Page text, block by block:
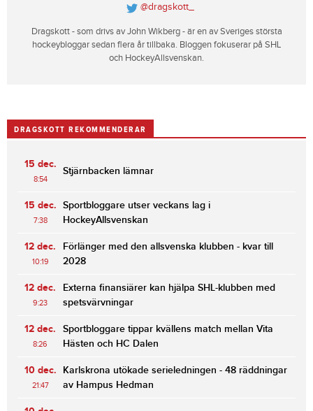
@dragskott_
Dragskott - som drivs av John Wikberg - är en av Sveriges största
hockeybloggar sedan flera år tillbaka. Bloggen fokuserar på SHL
och HockeyAllsvenskan.
DRAGSKOTT REKOMMENDERAR
15 dec.
8:54
Stjärnbacken lämnar
15 dec.
7:38
Sportbloggare utser veckans lag i
HockeyAllsvenskan
12 dec.
10:19
Förlänger med den allsvenska klubben - kvar till
2028
12 dec.
9:23
Externa finansiärer kan hjälpa SHL-klubben med
spetsvärvningar
12 dec.
8:26
Sportbloggare tippar kvällens match mellan Vita
Hästen och HC Dalen
10 dec.
21:47
Karlskrona utökade serieledningen - 48 räddningar
av Hampus Hedman